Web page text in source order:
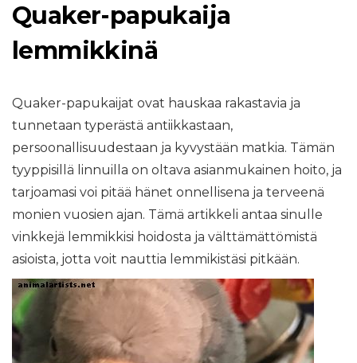
Quaker-papukaija
lemmikkinä
Quaker-papukaijat ovat hauskaa rakastavia ja
tunnetaan typerästä antiikkastaan,
persoonallisuudestaan ​​ja kyvystään matkia. Tämän
tyyppisillä linnuilla on oltava asianmukainen hoito, ja
tarjoamasi voi pitää hänet onnellisena ja terveenä
monien vuosien ajan. Tämä artikkeli antaa sinulle
vinkkejä lemmikkisi hoidosta ja välttämättömistä
asioista, jotta voit nauttia lemmikistäsi pitkään.